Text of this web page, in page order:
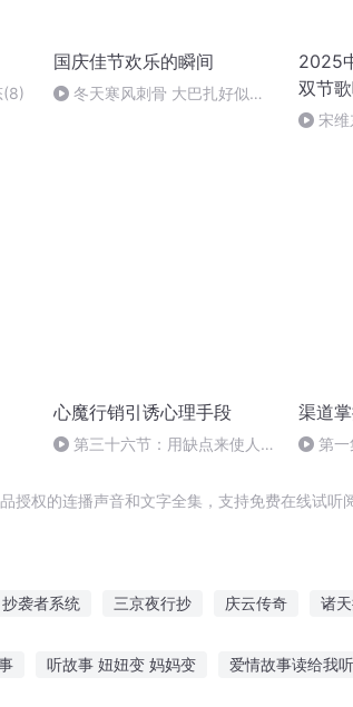
(8)
国庆佳节欢乐的瞬间
冬天寒风刺骨 大巴扎好似温
2025
双节
宋
心魔行销引诱心理手段
第三十六节：用缺点来使人爱
渠道
第
权的连播声音和文字全集，支持免费在线试听
抄袭者系统 三京夜行抄 庆云传奇 诸
听故事 妞妞变 妈妈变 爱情故事读给我听